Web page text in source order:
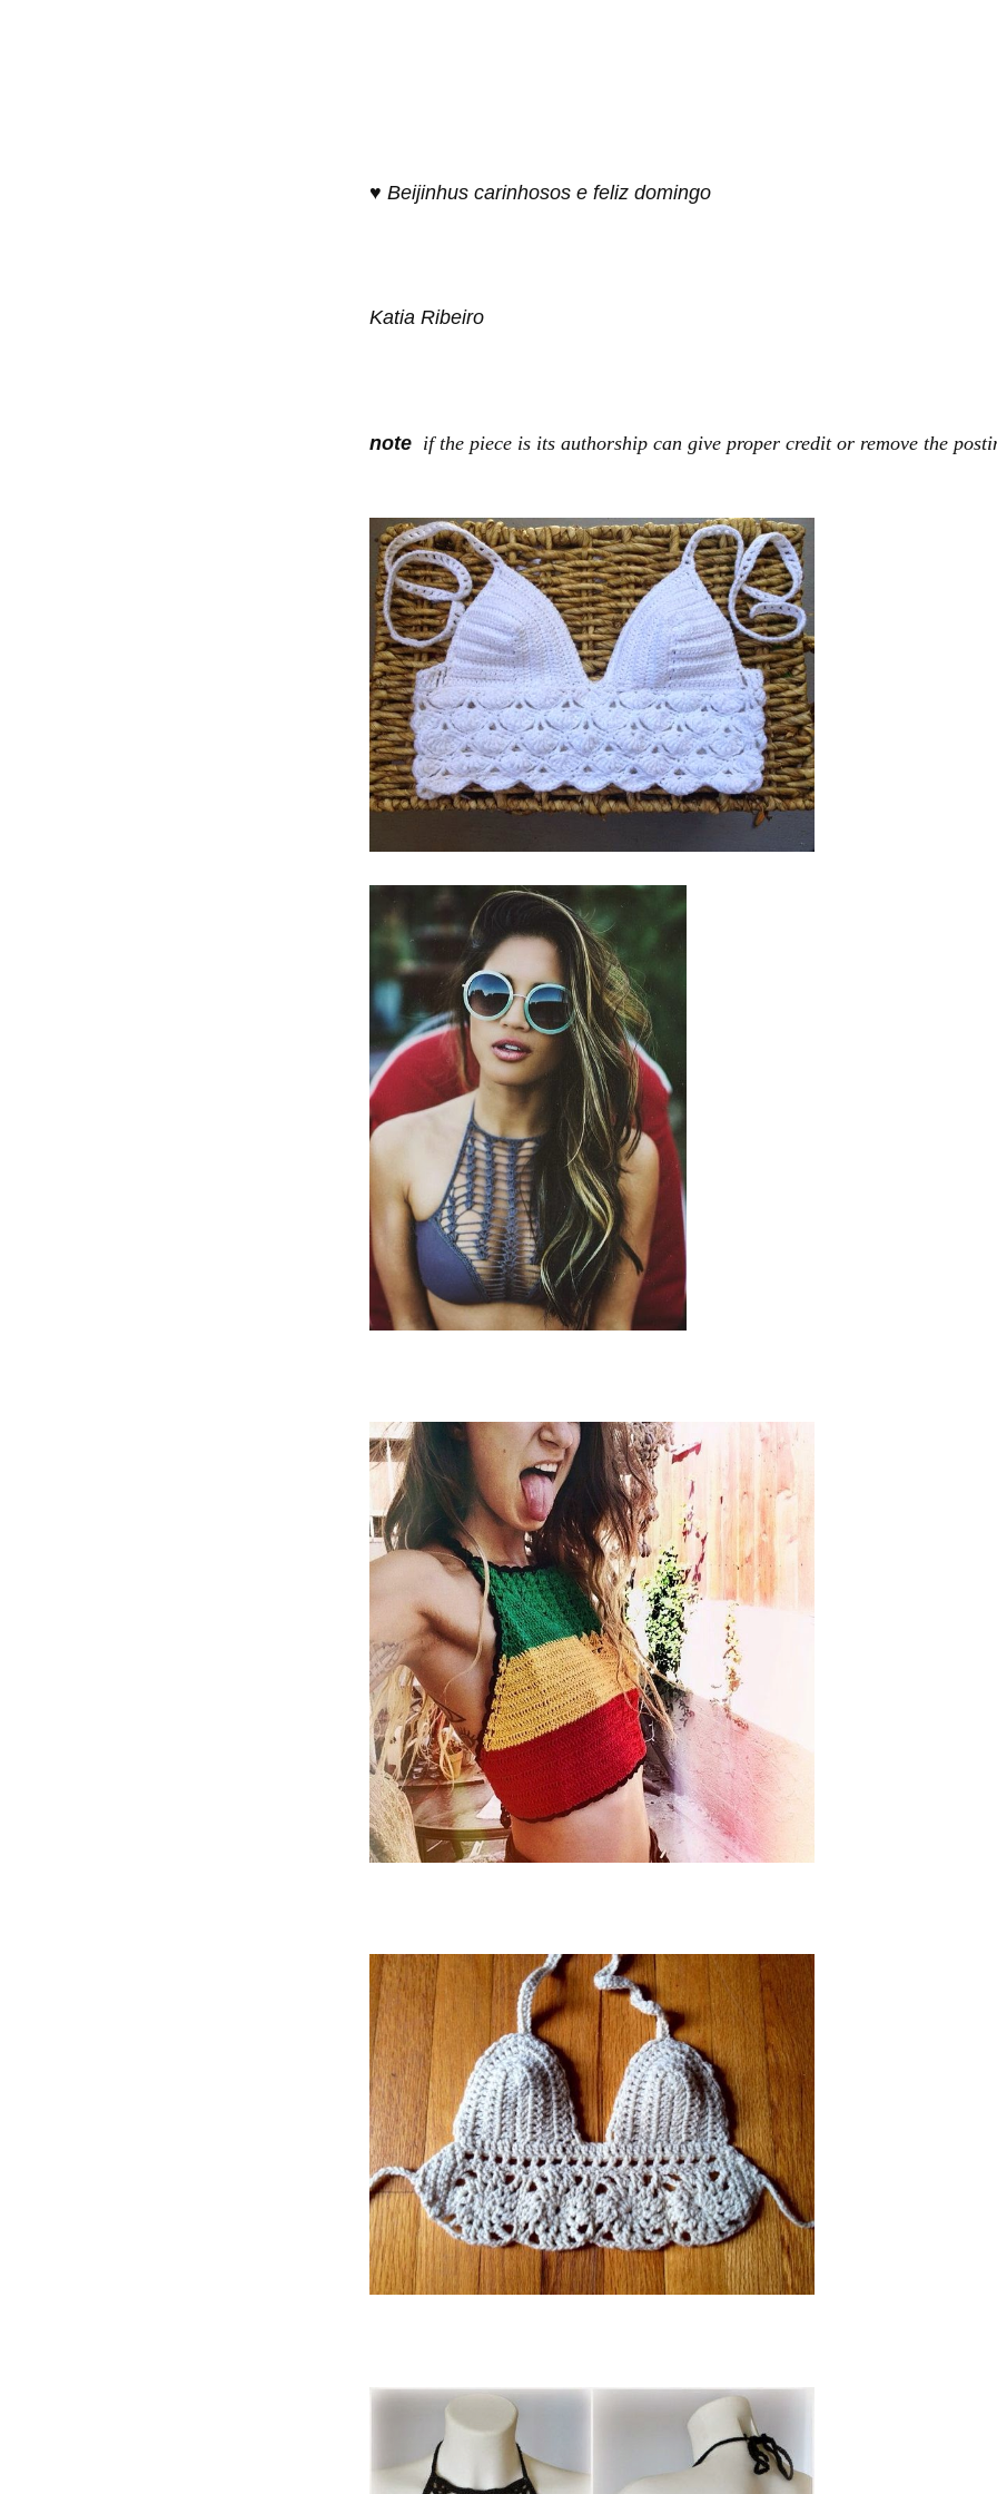
♥ Beijinhus carinhosos e feliz domingo
Katia Ribeiro
note if the piece is its authorship can give proper credit or remove the